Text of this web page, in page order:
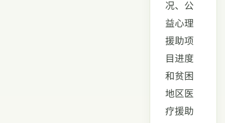
况、公
益心理
援助项
目进度
和贫困
地区医
疗援助